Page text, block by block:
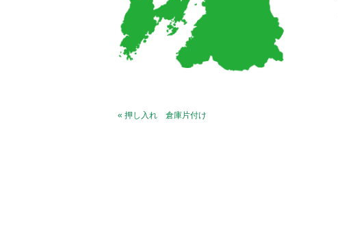
« 押し入れ 倉庫片付け